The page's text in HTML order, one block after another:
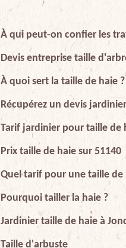
À qui peut-on confier les
Devis entreprise taille
À quoi sert la taille de haie ?
Récupérez un devis
Tarif jardinier pour taille de
Prix taille de haie sur 51140
Quel tarif pour une taille de
Pourquoi tailler la haie ?
Jardinier taille de haie à
Taille d'arbuste